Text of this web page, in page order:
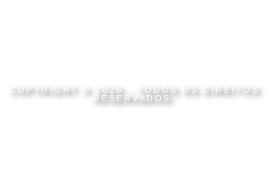
COPYRIGHT © 2026 - TODOS OS DIREITOS
RESERVADOS.